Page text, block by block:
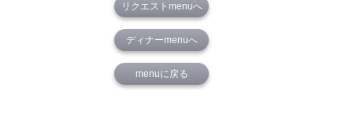
リクエストmenuへ
ディナーmenuへ
menuに戻る